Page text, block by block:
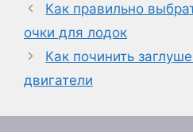
Как правильно
очки для лодок
Как починить
двигатели